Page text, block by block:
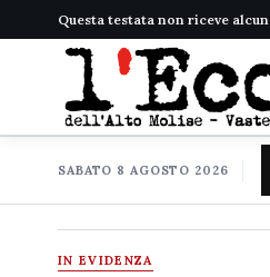
Questa testata non riceve
SABATO 8 AGOSTO 2026
IN EVIDENZA